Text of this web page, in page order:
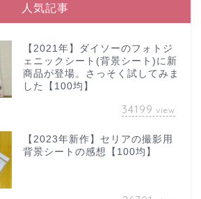
人気記事
【2021年】ダイソーのフォトジ
ェニックシート(背景シート)に新
商品が登場。さっそく試してみま
した【100均】
34199 view
【2023年新作】セリアの撮影用
背景シートの感想【100均】